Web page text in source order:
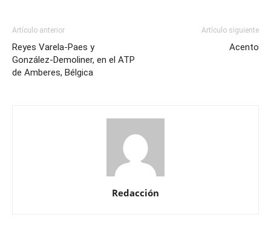
Artículo anterior
Reyes Varela-Paes y
González-Demoliner, en el ATP
de Amberes, Bélgica
Artículo siguiente
Acento
Redacción